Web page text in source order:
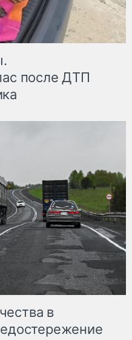
после ДТП
в